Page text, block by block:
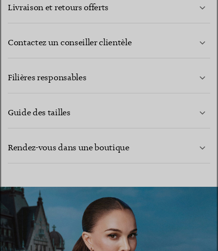
Livraison et retours offerts
Contactez un conseiller clientèle
Filières responsables
Guide des tailles
Rendez-vous dans une boutique
TROUVEZ LA BOUTIQUE LA PLUS PROCHE